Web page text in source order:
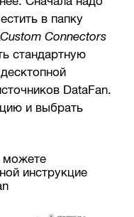
в папку
Connectors
стандартную
DataFan.
и выбрать
можете
инструкцие